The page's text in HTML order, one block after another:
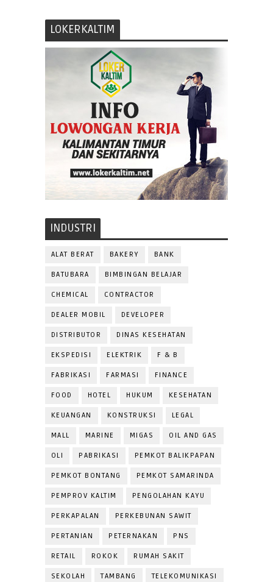
LOKERKALTIM
INDUSTRI
ALAT BERAT BAKERY BANK
BATUBARA BIMBINGAN BELAJAR
CHEMICAL CONTRACTOR
DEALER MOBIL DEVELOPER
DISTRIBUTOR DINAS KESEHATAN
EKSPEDISI ELEKTRIK F & B
FABRIKASI FARMASI FINANCE
FOOD HOTEL HUKUM KESEHATAN
KEUANGAN KONSTRUKSI LEGAL
MALL MARINE MIGAS OIL AND GAS
OLI PABRIKASI PEMKOT BALIKPAPAN
PEMKOT BONTANG PEMKOT SAMARINDA
PEMPROV KALTIM PENGOLAHAN KAYU
PERKAPALAN PERKEBUNAN SAWIT
PERTANIAN PETERNAKAN PNS
RETAIL ROKOK RUMAH SAKIT
SEKOLAH TAMBANG TELEKOMUNIKASI